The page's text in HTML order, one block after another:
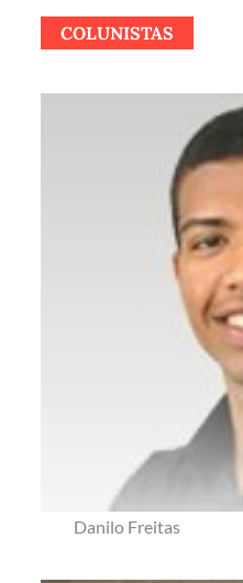
COLUNISTAS
Danilo Freitas